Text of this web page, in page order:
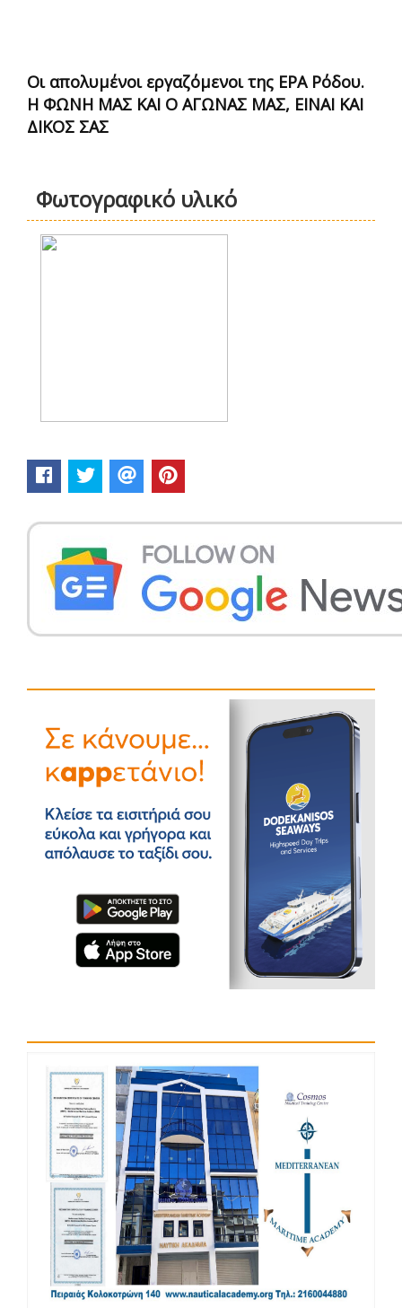
Οι απολυμένοι εργαζόμενοι της ΕΡΑ Ρόδου.
Η ΦΩΝΗ ΜΑΣ ΚΑΙ Ο ΑΓΩΝΑΣ ΜΑΣ, ΕΙΝΑΙ ΚΑΙ
ΔΙΚΟΣ ΣΑΣ
Φωτογραφικό υλικό